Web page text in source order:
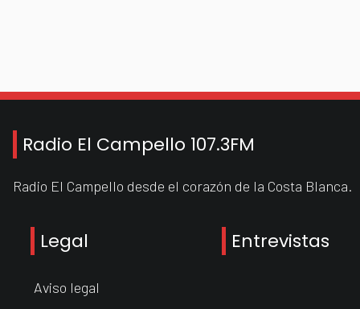
Radio El Campello 107.3FM
Radio El Campello desde el corazón de la Costa Blanca.
Legal
Aviso legal
Entrevistas